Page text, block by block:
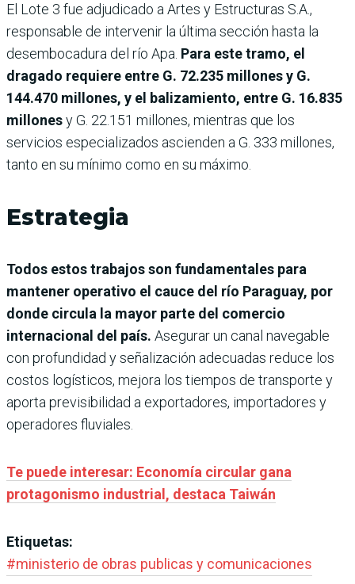
El Lote 3 fue adjudicado a Artes y Estructuras S.A.,
responsable de intervenir la última sección hasta la
desembocadura del río Apa. Para este tramo, el
dragado requiere entre G. 72.235 millones y G.
144.470 millones, y el balizamiento, entre G. 16.835
millonesy G. 22.151 millones, mientras que los
servicios especializados ascienden a G. 333 millones,
tanto en su mínimo como en su máximo.
Estrategia
Todos estos trabajos son fundamentales para
mantener operativo el cauce del río Paraguay, por
donde circula la mayor parte del comercio
internacional del país. Asegurar un canal navegable
con profundidad y señalización adecuadas reduce los
costos logísticos, mejora los tiempos de transporte y
aporta previsibilidad a exportadores, importadores y
operadores fluviales.
Te puede interesar: Economía circular gana
protagonismo industrial, destaca Taiwán
Etiquetas:
#ministerio de obras publicas y comunicaciones